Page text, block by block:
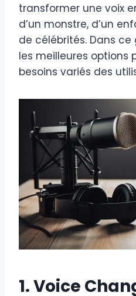
transformer une voix
d’un monstre, d’un
de célébrités. Dans ce
les meilleures options
besoins variés des
1. Voice